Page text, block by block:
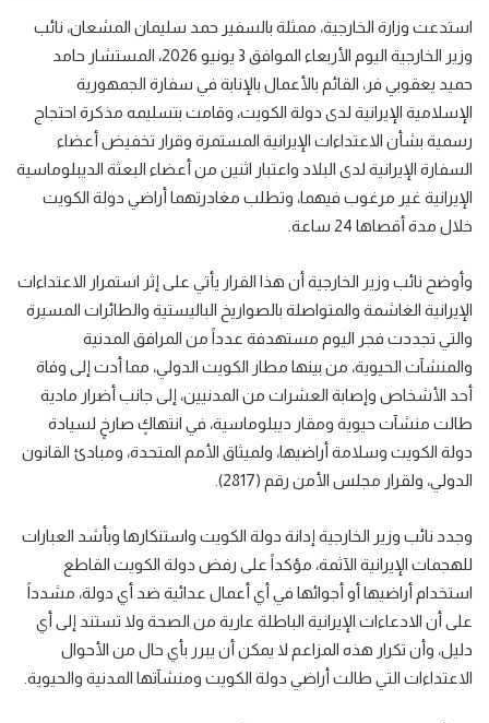
استدعت وزارة الخارجية، ممثلة بالسفير حمد سليمان المشعان، نائب
وزير الخارجية اليوم الأربعاء الموافق 3 يونيو 2026، المستشار حامد
حميد يعقوبي فر، القائم بالأعمال بالإنابة في سفارة الجمهورية
الإسلامية الإيرانية لدى دولة الكويت، وقامت بتسليمه مذكرة احتجاج
رسمية بشأن الاعتداءات الإيرانية المستمرة وقرار تخفيض أعضاء
السفارة الإيرانية لدى البلاد واعتبار اثنين من أعضاء البعثة الديبلوماسية
الإيرانية غير مرغوب فيهما، وتطلب مغادرتهما أراضي دولة الكويت
خلال مدة أقصاها 24 ساعة.
وأوضح نائب وزير الخارجية أن هذا القرار يأتي على إثر استمرار الاعتداءات
الإيرانية الغاشمة والمتواصلة بالصواريخ الباليستية والطائرات المسيرة
والتي تجددت فجر اليوم مستهدفة عدداً من المرافق المدنية
والمنشآت الحيوية، من بينها مطار الكويت الدولي، مما أدت إلى وفاة
أحد الأشخاص وإصابة العشرات من المدنيين، إلى جانب أضرار مادية
طالت منشآت حيوية ومقار ديبلوماسية، في انتهاكٍ صارخٍ لسيادة
دولة الكويت وسلامة أراضيها، ولميثاق الأمم المتحدة، ومبادئ القانون
الدولي، ولقرار مجلس الأمن رقم (2817).
وجدد نائب وزير الخارجية إدانة دولة الكويت واستنكارها وبأشد العبارات
للهجمات الإيرانية الآثمة، مؤكداً على رفض دولة الكويت القاطع
استخدام أراضيها أو أجوائها في أي أعمال عدائية ضد أي دولة، مشدداً
على أن الادعاءات الإيرانية الباطلة عارية من الصحة ولا تستند إلى أي
دليل، وأن تكرار هذه المزاعم لا يمكن أن يبرر بأي حال من الأحوال
الاعتداءات التي طالت أراضي دولة الكويت ومنشآتها المدنية والحيوية.